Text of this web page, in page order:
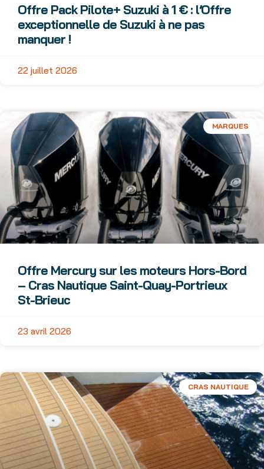
Offre Pack Pilote+ Suzuki à 1 € : l’Offre
exceptionnelle de Suzuki à ne pas
manquer !
22 juillet 2026
MARQUES
Offre Mercury sur les moteurs Hors-Bord
– Cras Nautique Saint-Quay-Portrieux
St-Brieuc
23 avril 2026
CRAS NAUTIQUE